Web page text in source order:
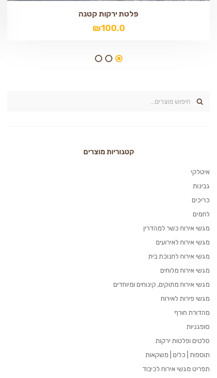
פלטת ירקות קטנה
₪100.0
קטגוריות מוצרים
איטלקי
גבינות
כריכים
לחמים
מגשי אירוח כשר למהדרין
מגשי אירוח לאירועים
מגשי אירוח לחנוכת בית
מגשי אירוח מלוחים
מגשי אירוח מתוקים, קינוחים ומיוחדים
מגשי פירות לאירוח
מהדורת חורף
סופגניות
סלטים ופלטות ירקות
תוספות | כלים | משקאות
תפריט מגשי אירוח לכיבוד